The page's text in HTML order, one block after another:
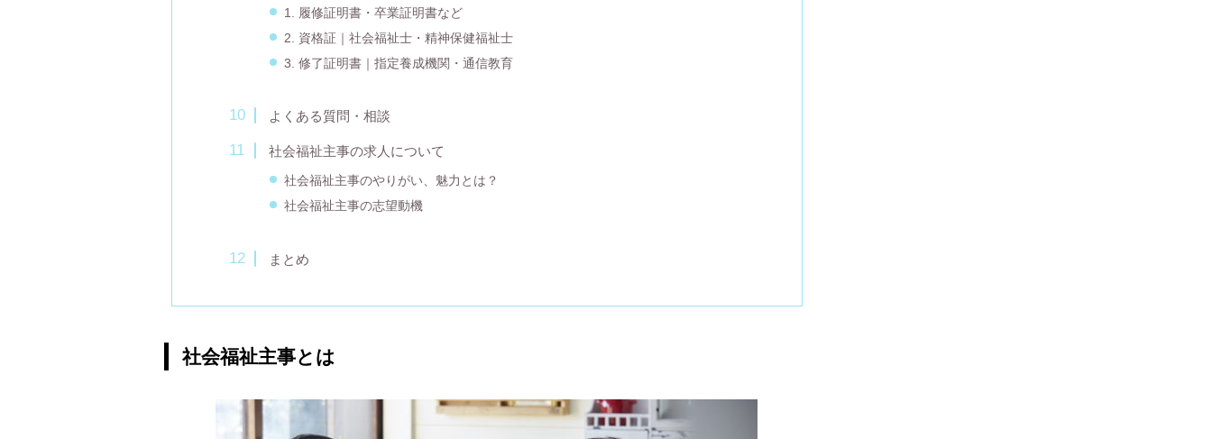
1. 履修証明書・卒業証明書など
2. 資格証｜社会福祉士・精神保健福祉士
3. 修了証明書｜指定養成機関・通信教育
よくある質問・相談
社会福祉主事の求人について
社会福祉主事のやりがい、魅力とは？
社会福祉主事の志望動機
まとめ
社会福祉主事とは